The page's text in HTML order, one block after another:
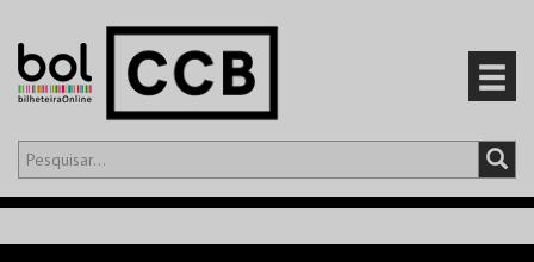
Olá,iniciar sessão